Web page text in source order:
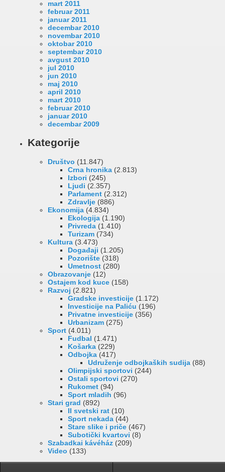
mart 2011
februar 2011
januar 2011
decembar 2010
novembar 2010
oktobar 2010
septembar 2010
avgust 2010
jul 2010
jun 2010
maj 2010
april 2010
mart 2010
februar 2010
januar 2010
decembar 2009
Kategorije
Društvo (11.847)
Crna hronika (2.813)
Izbori (245)
Ljudi (2.357)
Parlament (2.312)
Zdravlje (886)
Ekonomija (4.834)
Ekologija (1.190)
Privreda (1.410)
Turizam (734)
Kultura (3.473)
Događaji (1.205)
Pozorište (318)
Umetnost (280)
Obrazovanje (12)
Ostajem kod kuce (158)
Razvoj (2.821)
Gradske investicije (1.172)
Investicije na Paliću (196)
Privatne investicije (356)
Urbanizam (275)
Sport (4.011)
Fudbal (1.471)
Košarka (229)
Odbojka (417)
Udruženje odbojkaških sudija (88)
Olimpijski sportovi (244)
Ostali sportovi (270)
Rukomet (94)
Sport mladih (96)
Stari grad (892)
II svetski rat (10)
Sport nekada (44)
Stare slike i priče (467)
Subotički kvartovi (8)
Szabadkai kávéház (209)
Video (133)